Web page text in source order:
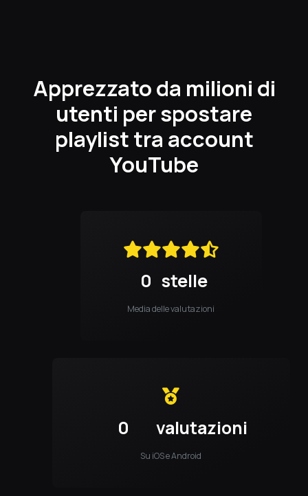
Apprezzato da milioni di
utenti per spostare
playlist tra account
YouTube
0 stelle
Media delle valutazioni
0 valutazioni
Su iOS e Android